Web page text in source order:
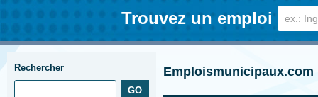
Trouvez un emploi
Rechercher